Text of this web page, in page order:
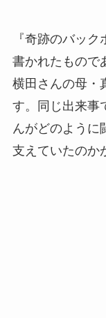
『奇跡のバッ
書かれたもので
横田さんの母・
す。同じ出来事
んがどのように
支えていたのか